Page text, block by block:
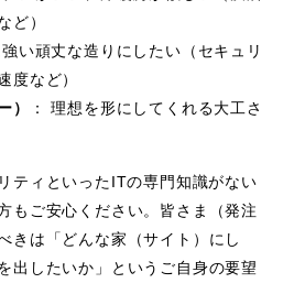
ど）
強い頑丈な造りにしたい（セキュリ
度など）
）
： 理想を形にしてくれる大工さ
ティといったITの専門知識がない
もご安心ください。皆さま（発注
きは「どんな家（サイト）にし
出したいか」というご自身の要望